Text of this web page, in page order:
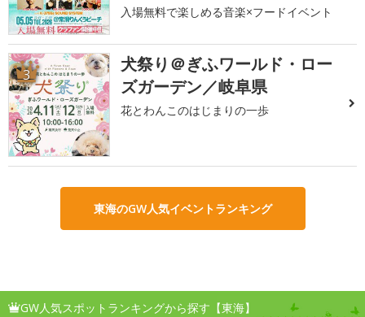
入場無料で楽しめる音楽×フードイベント
3
犬祭り＠ぎふワールド・ロー
ズガーデン／岐阜県
花とわんこのはじまりの一歩
東海のGW人気イベントランキング
GW人気スポットランキングから探す【東海】